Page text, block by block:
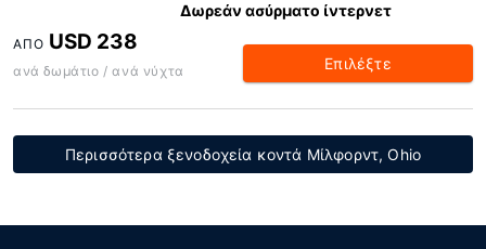
Δωρεάν ασύρματο ίντερνετ
ΑΠΌ USD 238
ανά δωμάτιο / ανά νύχτα Επιλέξτε
Περισσότερα ξενοδοχεία κοντά Μίλφορντ, Ohio